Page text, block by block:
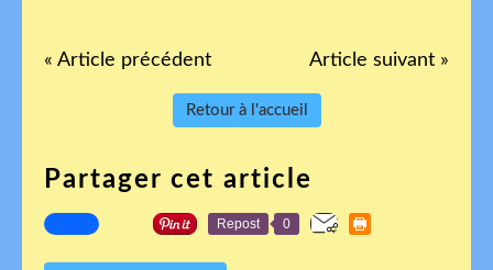
« Article précédent Article suivant »
Retour à l'accueil
Partager cet article
Repost 0